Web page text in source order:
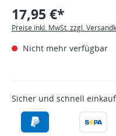
17,95 €*
Preise inkl. MwSt. zzgl.
Nicht mehr verfügbar
Sicher und schnell